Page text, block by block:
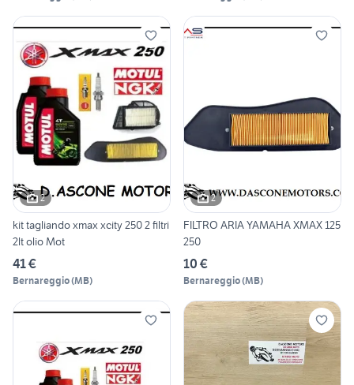
2
kit tagliando xmax xcity 250 2 filtri
2lt olio Mot
41 €
Bernareggio(MB)
2
FILTRO ARIA YAMAHA XMAX 125
250
10 €
Bernareggio(MB)